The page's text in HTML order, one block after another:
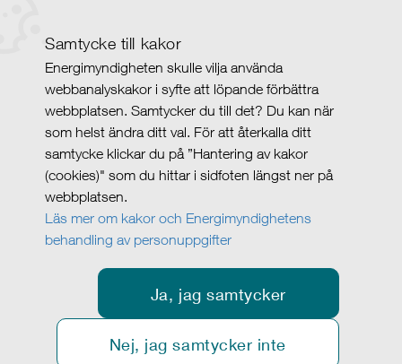
Samtycke till kakor
Energimyndigheten skulle vilja använda
webbanalyskakor i syfte att löpande förbättra
webbplatsen. Samtycker du till det? Du kan när
som helst ändra ditt val. För att återkalla ditt
samtycke klickar du på ”Hantering av kakor
(cookies)" som du hittar i sidfoten längst ner på
webbplatsen.
Läs mer om kakor och Energimyndighetens
behandling av personuppgifter
Ja, jag samtycker
Nej, jag samtycker inte